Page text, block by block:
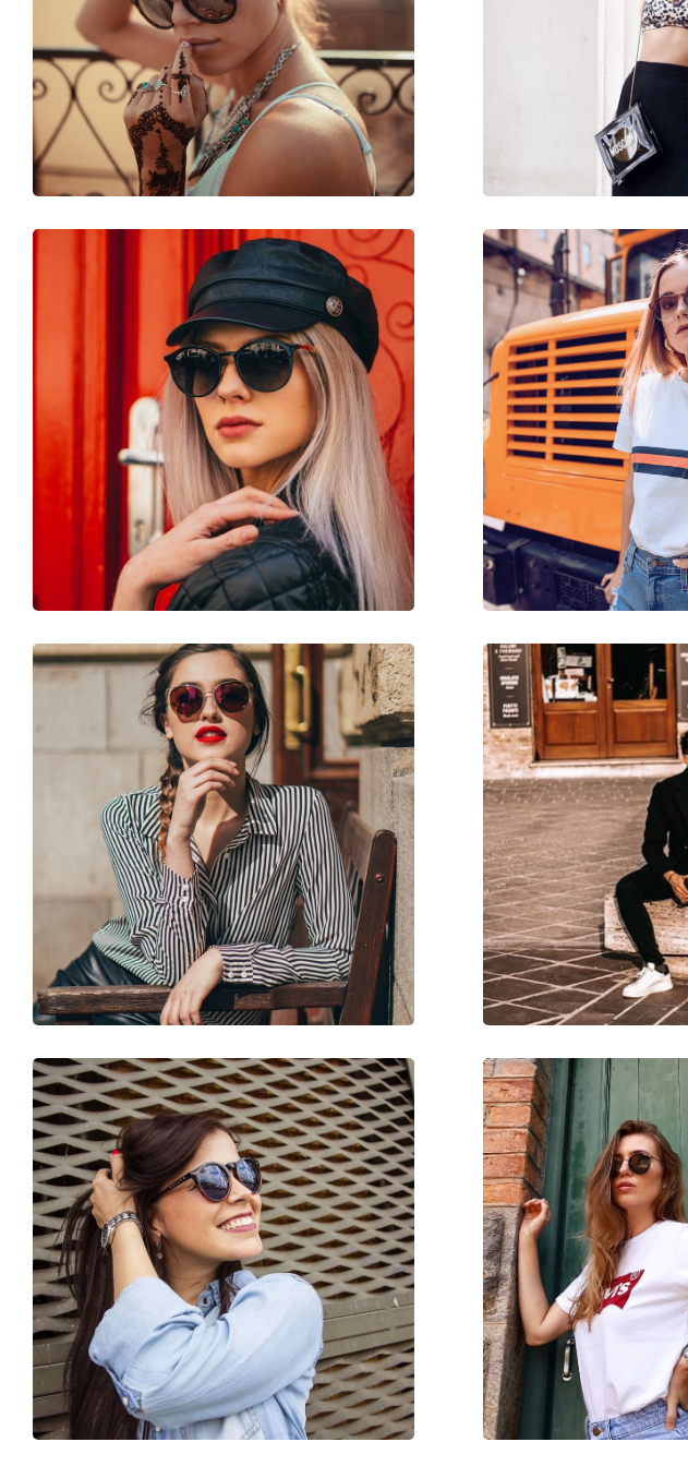
Bügellänge:
145 mm
Stegbreite:
21 mm
Gewicht:
50 g
Verstellbare Nasenpads:
Nein
Accessories
Etui:
Herren
Sonnenbrillen
Persol
Verwendung:
Mode
PO3184S 106332 51
Mit Stärke verfügbar :
Nein